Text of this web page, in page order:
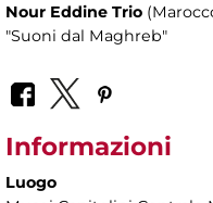
Nour Eddine Trio
"Suoni dal Maghreb"
Informazioni
Luogo